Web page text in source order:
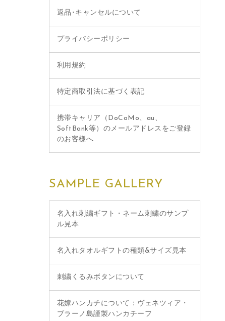
返品･キャンセルについて
プライバシーポリシー
利用規約
特定商取引法に基づく表記
携帯キャリア（DoCoMo、au、
SoftBank等）のメールアドレスをご登録
のお客様へ
SAMPLE GALLERY
名入れ刺繍ギフト・ネーム刺繍のサンプ
ル見本
名入れタオルギフトの種類&サイズ見本
刺繍くるみボタンについて
花嫁ハンカチについて：ヴェネツィア・
ブラーノ島謹製ハンカチーフ